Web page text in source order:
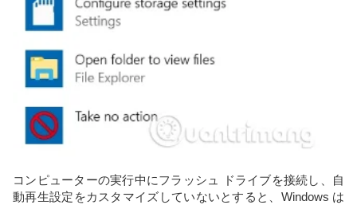
コンピューターの実行中にフラッシュ ドライブを接続し、自
動再生設定をカスタマイズしていないとすると、Windows は